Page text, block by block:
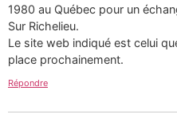
1980 au Québec pour un
Sur Richelieu.
Le site web indiqué est celui
place prochainement.
Répondre